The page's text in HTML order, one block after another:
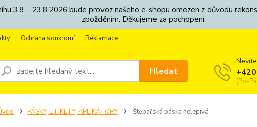
3.8. - 23.8.2026 bude provoz našeho e-shopu omezen z důvodu
zpožděním. Děkujeme za pochopení.
Ochrana soukromí Reklamace
Hledat
(Po-
PÁSKY, ETIKETY, APLIKÁTORY Štěpařská páska nelepivá